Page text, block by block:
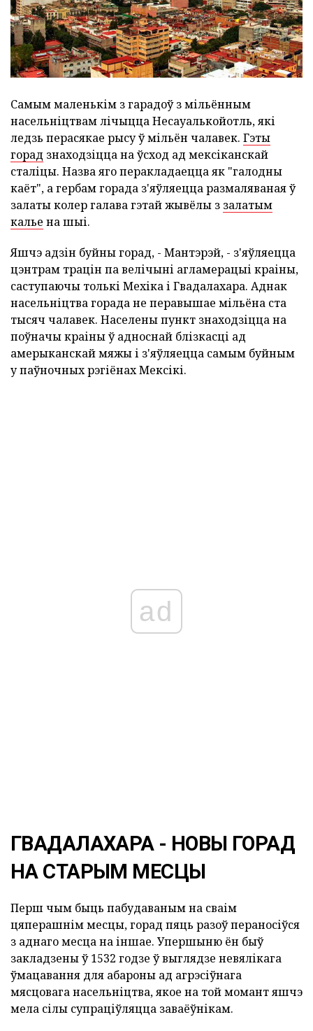
Самым маленькім з гарадоў з мільённым
насельніцтвам лічыцца Несауалькойотль, які
ледзь перасякае рысу ў мільён чалавек. Гэты
горад знаходзіцца на ўсход ад мексіканскай
сталіцы. Назва яго перакладаецца як "галодны
каёт", а гербам горада з'яўляецца размаляваная ў
залаты колер галава гэтай жывёлы з залатым
калье на шыі.
Яшчэ адзін буйны горад, - Мантэрэй, - з'яўляецца
цэнтрам трацін па велічыні агламерацыі краіны,
саступаючы толькі Мехіка і Гвадалахара. Аднак
насельніцтва горада не перавышае мільёна ста
тысяч чалавек. Населены пункт знаходзіцца на
поўначы краіны ў адноснай блізкасці ад
амерыканскай мяжы і з'яўляецца самым буйным
у паўночных рэгіёнах Мексікі.
ad
ГВАДАЛАХАРА - НОВЫ ГОРАД
НА СТАРЫМ МЕСЦЫ
Перш чым быць пабудаваным на сваім
цяперашнім месцы, горад пяць разоў пераносіўся
з аднаго месца на іншае. Упершыню ён быў
закладзены ў 1532 годзе ў выглядзе невялікага
ўмацавання для абароны ад агрэсіўнага
мясцовага насельніцтва, якое на той момант яшчэ
мела сілы супраціўляцца заваёўнікам.